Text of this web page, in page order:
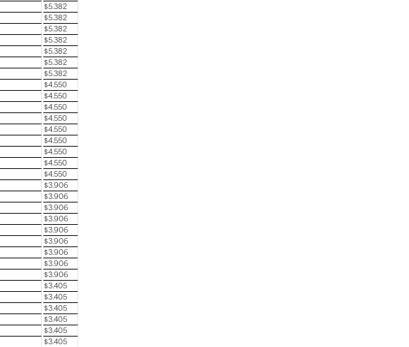
$5.382
$5.382
$5.382
$5.382
$5.382
$5.382
$5.382
$4.550
$4.550
$4.550
$4.550
$4.550
$4.550
$4.550
$4.550
$4.550
$3.906
$3.906
$3.906
$3.906
$3.906
$3.906
$3.906
$3.906
$3.906
$3.405
$3.405
$3.405
$3.405
$3.405
$3.405